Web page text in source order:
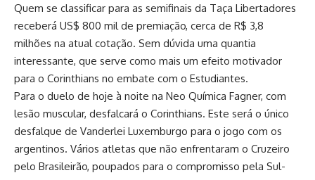
Quem se classificar para as semifinais da Taça Libertadores
receberá US$ 800 mil de premiação, cerca de R$ 3,8
milhões na atual cotação. Sem dúvida uma quantia
interessante, que serve como mais um efeito motivador
para o Corinthians no embate com o Estudiantes.
Para o duelo de hoje à noite na Neo Química Fagner, com
lesão muscular, desfalcará o Corinthians. Este será o único
desfalque de Vanderlei Luxemburgo para o jogo com os
argentinos. Vários atletas que não enfrentaram o Cruzeiro
pelo Brasileirão, poupados para o compromisso pela Sul-